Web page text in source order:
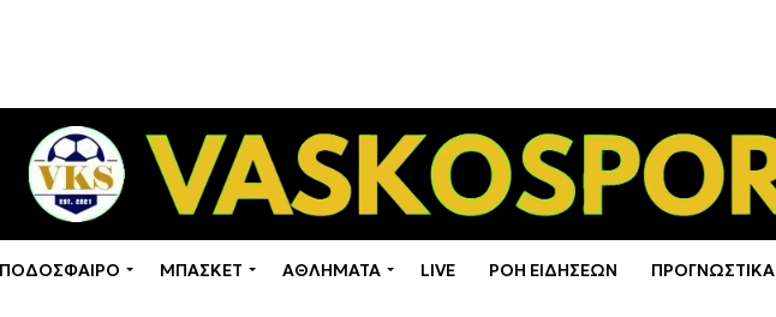
ΠΟΔΟΣΦΑΙΡΟ ΜΠΑΣΚΕΤ ΑΘΛΗΜΑΤΑ LIVE ΡΟΗ ΕΙΔΗΣΕΩΝ ΠΡΟΓΝΩΣΤΙΚΑ